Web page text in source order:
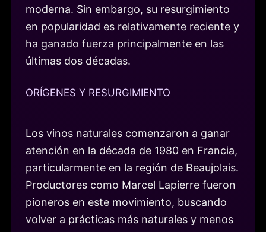
moderna. Sin embargo, su resurgimiento
en popularidad es relativamente reciente y
ha ganado fuerza principalmente en las
últimas dos décadas.
ORÍGENES Y RESURGIMIENTO
Los vinos naturales comenzaron a ganar
atención en la década de 1980 en Francia,
particularmente en la región de Beaujolais.
Productores como Marcel Lapierre fueron
pioneros en este movimiento, buscando
volver a prácticas más naturales y menos